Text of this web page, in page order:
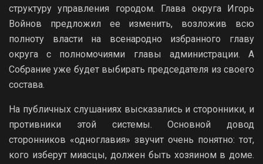
структуру управления городом. Глава округа Игорь
Войнов предложил ее изменить, возложив всю
полноту власти на всенародно избранного главу
округа с полномочиями главы администрации. А
Собрание уже будет выбирать председателя из своего
состава.
На публичных слушаниях высказались и сторонники, и
противники этой системы. Основной довод
сторонников «одноглавия» звучит очень понятно: тот,
кого изберут миасцы, должен быть хозяином в доме.